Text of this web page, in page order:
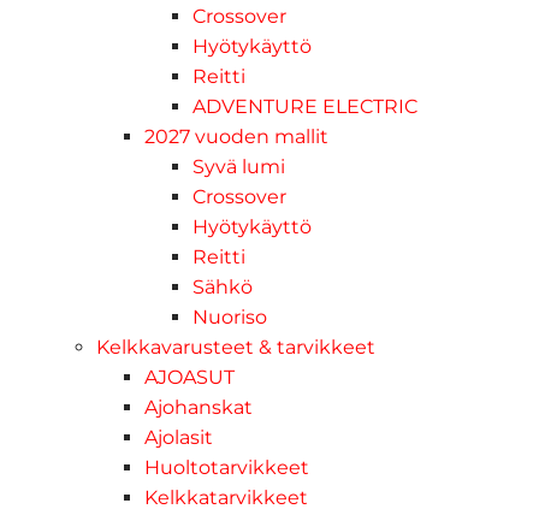
Crossover
Hyötykäyttö
Reitti
ADVENTURE ELECTRIC
2027 vuoden mallit
Syvä lumi
Crossover
Hyötykäyttö
Reitti
Sähkö
Nuoriso
Kelkkavarusteet & tarvikkeet
AJOASUT
Ajohanskat
Ajolasit
Huoltotarvikkeet
Kelkkatarvikkeet